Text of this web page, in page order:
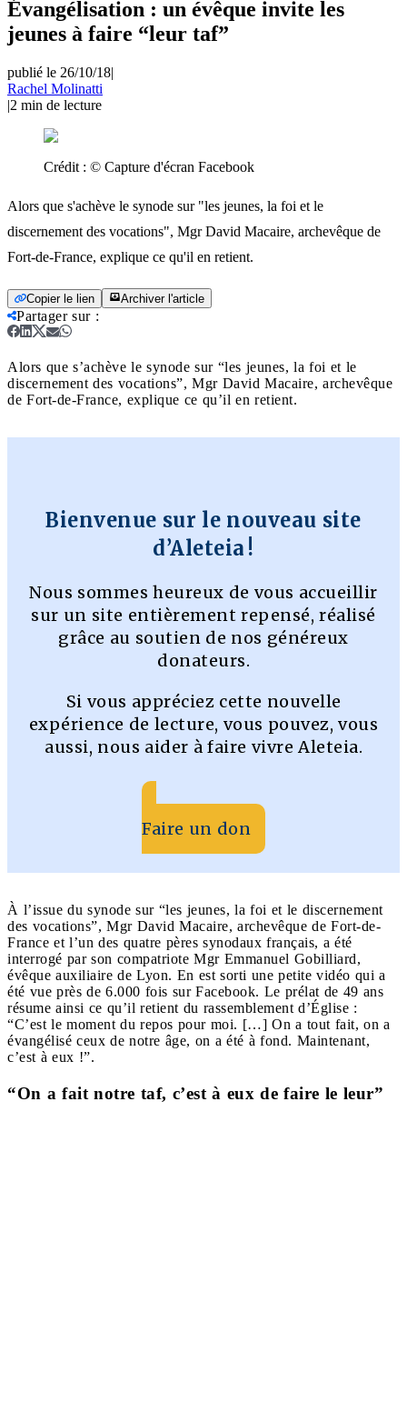
Évangélisation : un évêque invite les
jeunes à faire “leur taf”
publié le 26/10/18|
Rachel Molinatti
|2 min de lecture
Crédit : © Capture d'écran Facebook
Alors que s'achève le synode sur "les jeunes, la foi et le
discernement des vocations", Mgr David Macaire, archevêque de
Fort-de-France, explique ce qu'il en retient.
Copier le lien Archiver l'article
Partager sur:
Alors que s’achève le synode sur “les jeunes, la foi et le
discernement des vocations”, Mgr David Macaire, archevêque
de Fort-de-France, explique ce qu’il en retient.
Bienvenue sur le nouveau site
d’Aleteia !
Nous sommes heureux de vous accueillir
sur un site entièrement repensé, réalisé
grâce au soutien de nos généreux
donateurs.
Si vous appréciez cette nouvelle
expérience de lecture, vous pouvez, vous
aussi, nous aider à faire vivre Aleteia.
Faire un don
À l’issue du synode sur “les jeunes, la foi et le discernement
des vocations”, Mgr David Macaire, archevêque de Fort-de-
France et l’un des quatre pères synodaux français, a été
interrogé par son compatriote Mgr Emmanuel Gobilliard,
évêque auxiliaire de Lyon. En est sorti une petite vidéo qui a
été vue près de 6.000 fois sur Facebook. Le prélat de 49 ans
résume ainsi ce qu’il retient du rassemblement d’Église :
“C’est le moment du repos pour moi. […] On a tout fait, on a
évangélisé ceux de notre âge, on a été à fond. Maintenant,
c’est à eux !”.
“On a fait notre taf, c’est à eux de faire le leur”